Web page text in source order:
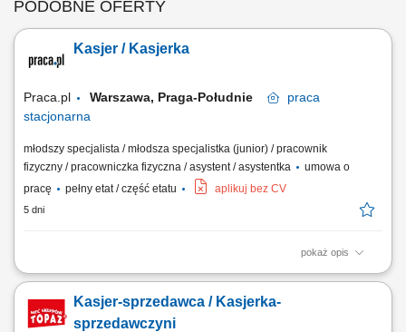
PODOBNE OFERTY
Kasjer / Kasjerka
Praca.pl Warszawa, Praga-Południe
praca
stacjonarna
młodszy specjalista / młodsza specjalistka (junior) / pracownik
fizyczny / pracowniczka fizyczna / asystent / asystentka
umowa o
pracę
pełny etat / część etatu aplikuj bez CV
5 dni
pokaż opis
Opis stanowiska Profesjonalna obsługa klientów zgodnie z
obsługa kasy fiskalnej i różnych form płatności. Przyjmowanie zwrotów
oraz obsługa reklamacji zgodnie z obowiązującymi procedurami.
Kasjer-sprzedawca / Kasjerka-
sprzedawczyni